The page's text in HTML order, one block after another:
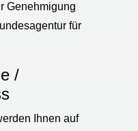
Genehmigung
für
/
Ihnen auf